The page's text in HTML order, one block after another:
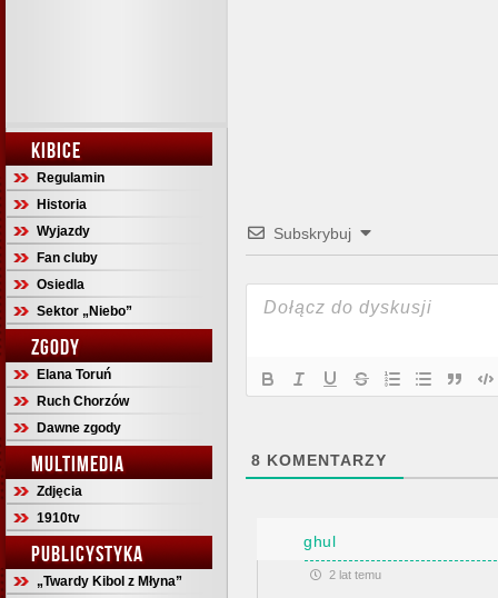
KIBICE
Regulamin
Historia
Wyjazdy
Fan cluby
Osiedla
Sektor „Niebo”
ZGODY
Elana Toruń
Ruch Chorzów
Dawne zgody
MULTIMEDIA
Zdjęcia
1910tv
PUBLICYSTYKA
„Twardy Kibol z Młyna”
Subskrybuj
8 KOMENTARZY
ghul
2 lat temu